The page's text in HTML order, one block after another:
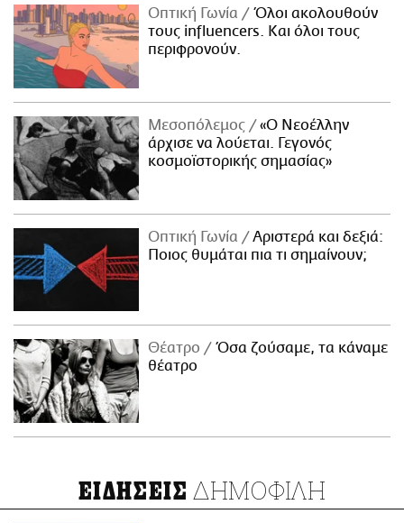
Οπτική Γωνία
Όλοι ακολουθούν
τους influencers. Και όλοι τους
περιφρονούν.
Μεσοπόλεμος
«Ο Νεοέλλην
άρχισε να λούεται. Γεγονός
κοσμοϊστορικής σημασίας»
Οπτική Γωνία
Αριστερά και δεξιά:
Ποιος θυμάται πια τι σημαίνουν;
Θέατρο
Όσα ζούσαμε, τα κάναμε
θέατρο
ΕΙΔΗΣΕΙΣ ΔΗΜΟΦΙΛΗ